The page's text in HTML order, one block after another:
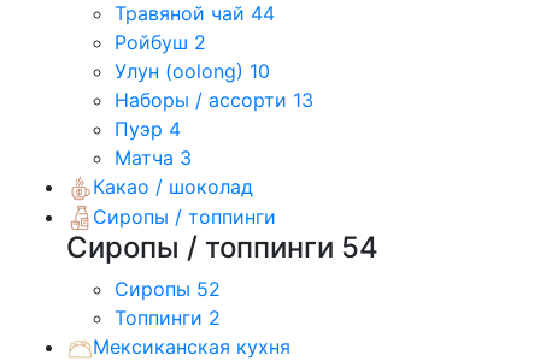
Травяной чай 44
Ройбуш 2
Улун (oolong) 10
Наборы / ассорти 13
Пуэр 4
Матча 3
Какао / шоколад
Сиропы / топпинги
Сиропы / топпинги 54
Сиропы 52
Топпинги 2
Мексиканская кухня